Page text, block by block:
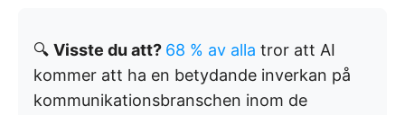
🔍 Visste du att? 68 % av alla tror att AI
kommer att ha en betydande inverkan på
kommunikationsbranschen inom de